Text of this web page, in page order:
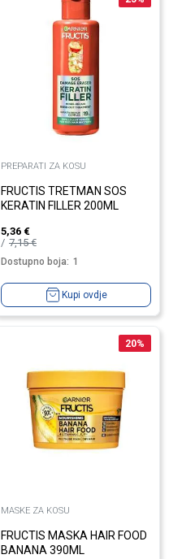
PREPARATI ZA KOSU
FRUCTIS TRETMAN SOS
KERATIN FILLER 200ML
5,36 €
7,15€
Dostupno boja: 1
Kupi ovdje
20%
MASKE ZA KOSU
FRUCTIS MASKA HAIR FOOD
BANANA 390ML